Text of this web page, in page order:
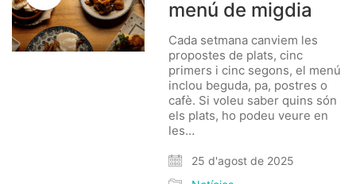
menú de migdia
Cada setmana canviem les
propostes de plats, cinc
primers i cinc segons, el menú
inclou beguda, pa, postres o
cafè. Si voleu saber quins són
els plats, ho podeu veure en
les…
25 d'agost de 2025